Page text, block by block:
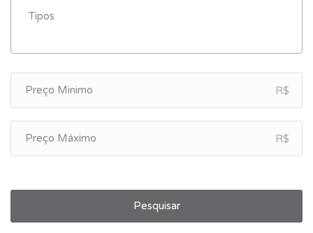
R$
R$
Pesquisar